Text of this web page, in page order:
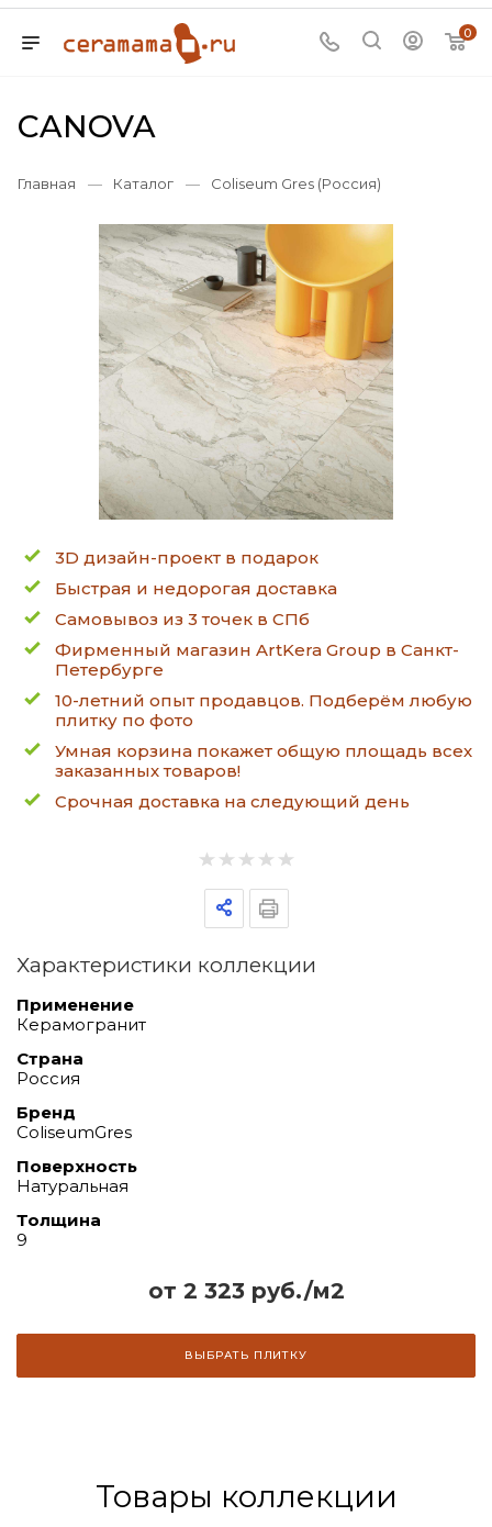
0
CANOVA
Главная — Каталог — Coliseum Gres (Россия)
3D дизайн-проект в подарок
Быстрая и недорогая доставка
Самовывоз из 3 точек в СПб
Фирменный магазин ArtKera Group в Санкт-
Петербурге
10-летний опыт продавцов. Подберём любую
плитку по фото
Умная корзина покажет общую площадь всех
заказанных товаров!
Срочная доставка на следующий день
от 2 323 руб./м2
ВЫБРАТЬ ПЛИТКУ
Характеристики коллекции
Применение
Керамогранит
Страна
Россия
Бренд
ColiseumGres
Поверхность
Натуральная
Толщина
9
Товары коллекции